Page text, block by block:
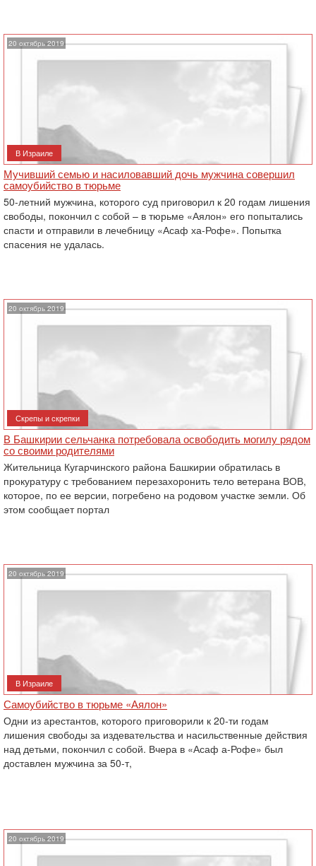
20 октябрь 2019
В Израиле
Мучивший семью и насиловавший дочь мужчина совершил
самоубийство в тюрьме
50-летний мужчина, которого суд приговорил к 20 годам лишения
свободы, покончил с собой – в тюрьме «Аялон» его попытались
спасти и отправили в лечебницу «Асаф ха-Рофе». Попытка
спасения не удалась.
20 октябрь 2019
Скрепы и скрепки
В Башкирии сельчанка потребовала освободить могилу рядом
со своими родителями
Жительница Кугарчинского района Башкирии обратилась в
прокуратуру с требованием перезахоронить тело ветерана ВОВ,
которое, по ее версии, погребено на родовом участке земли. Об
этом сообщает портал
20 октябрь 2019
В Израиле
Самоубийство в тюрьме «Аялон»
Одни из арестантов, которого приговорили к 20-ти годам
лишения свободы за издевательства и насильственные действия
над детьми, покончил с собой. Вчера в «Асаф а-Рофе» был
доставлен мужчина за 50-т,
20 октябрь 2019